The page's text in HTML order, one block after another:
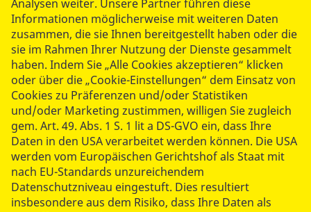
Rettungskräfte sind da, um zu helfen.
Lautes oder aggressives Verhalten
ihnen gegenüber behindert ihre Arbeit
und ist inakzeptabel.
„Unsere Rettungsdienstmitarbeitenden sind an
Silvester enorm gefordert. Während andere
feiern, sind sie unermüdlich im Einsatz, um
Leben zu retten. Wir appellieren daher
Analysen weiter. Unsere Partner führen diese
Informationen möglicherweise mit weiteren Daten
zusammen, die sie Ihnen bereitgestellt haben oder die
sie im Rahmen Ihrer Nutzung der Dienste gesammelt
haben. Indem Sie „Alle Cookies akzeptieren“ klicken
oder über die „Cookie-Einstellungen“ dem Einsatz von
Cookies zu Präferenzen und/oder Statistiken
und/oder Marketing zustimmen, willigen Sie zugleich
gem. Art. 49. Abs. 1 S. 1 lit a DS-GVO ein, dass Ihre
Daten in den USA verarbeitet werden können. Die USA
werden vom Europäischen Gerichtshof als Staat mit
nach EU-Standards unzureichendem
Datenschutzniveau eingestuft. Dies resultiert
insbesondere aus dem Risiko, dass Ihre Daten als